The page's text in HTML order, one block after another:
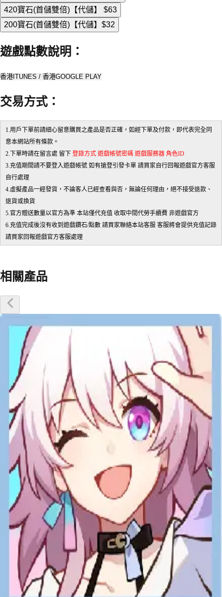
420寶石(首儲雙倍)【代儲】 $63
200寶石(首儲雙倍)【代儲】 $32
遊戲點數說明 ：
香港ITUNES / 香港GOOGLE PLAY
交易方式：
1.用戶下單前請細心留意購買之產品是否正確，如經下單及付款，即代表完全同
意本網站所有條款。
2.下單時請在留言處 留下 登錄方式 遊戲帳號密碼 遊戲服務器 角色ID
3.充值期間請不要登入遊戲帳號 如有搶登引發卡單 請買家自行回報遊戲官方客服
自行處理
4.虛擬產品一經發貨，不論客人已經查看與否，無論任何理由，絕不接受退款、
退貨或換貨
5.官方贈送數量以官方為準 本站僅代充值 收取中間代勞手續費 非遊戲官方
6.充值完成後沒有收到遊戲鑽石/點數 請買家聯絡本站客服 客服將會提供充值記錄
請買家回報遊戲官方客服處理
相關產品
手機遊戲